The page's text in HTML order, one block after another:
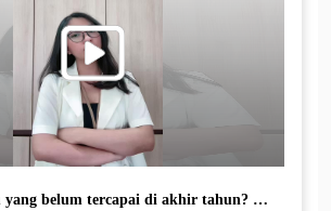
Apa mimpimu yang belum tercapai di akhir tahun? Makmur mau bantu kamu buat mencapai mimpimu dengan ikuti Misi Kejar Impian. Ada bonus dari Makmur juga loh! Baca selengkapnya di Blog Promo Makmur! PT Inovasi Finansial Teknologi (Makmur) telah terdaftar dan diawasi oleh Otoritas Jasa Keuangan (OJK) #makmur #reksadana #pasarmodal #investasi #keuangan #fyp #semuabisamakmur